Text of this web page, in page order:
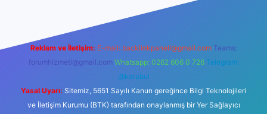
Reklam ve İletişim: E-mail: backlinkpaneli@gmail.com Teams:
forumhizmeti@gmail.com Whatsapp: 0262 606 0 726 Telegram:
@karabul
Yasal Uyarı: Sitemiz, 5651 Sayılı Kanun gereğince Bilgi Teknolojileri
ve İletişim Kurumu (BTK) tarafından onaylanmış bir Yer Sağlayıcı